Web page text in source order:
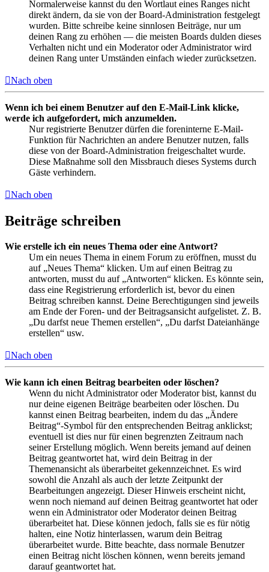
Normalerweise kannst du den Wortlaut eines Ranges nicht
direkt ändern, da sie von der Board-Administration festgelegt
wurden. Bitte schreibe keine sinnlosen Beiträge, nur um
deinen Rang zu erhöhen — die meisten Boards dulden dieses
Verhalten nicht und ein Moderator oder Administrator wird
deinen Rang unter Umständen einfach wieder zurücksetzen.
Nach oben
Wenn ich bei einem Benutzer auf den E-Mail-Link klicke,
werde ich aufgefordert, mich anzumelden.
Nur registrierte Benutzer dürfen die foreninterne E-Mail-
Funktion für Nachrichten an andere Benutzer nutzen, falls
diese von der Board-Administration freigeschaltet wurde.
Diese Maßnahme soll den Missbrauch dieses Systems durch
Gäste verhindern.
Nach oben
Beiträge schreiben
Wie erstelle ich ein neues Thema oder eine Antwort?
Um ein neues Thema in einem Forum zu eröffnen, musst du
auf „Neues Thema“ klicken. Um auf einen Beitrag zu
antworten, musst du auf „Antworten“ klicken. Es könnte sein,
dass eine Registrierung erforderlich ist, bevor du einen
Beitrag schreiben kannst. Deine Berechtigungen sind jeweils
am Ende der Foren- und der Beitragsansicht aufgelistet. Z. B.
„Du darfst neue Themen erstellen“, „Du darfst Dateianhänge
erstellen“ usw.
Nach oben
Wie kann ich einen Beitrag bearbeiten oder löschen?
Wenn du nicht Administrator oder Moderator bist, kannst du
nur deine eigenen Beiträge bearbeiten oder löschen. Du
kannst einen Beitrag bearbeiten, indem du das „Ändere
Beitrag“-Symbol für den entsprechenden Beitrag anklickst;
eventuell ist dies nur für einen begrenzten Zeitraum nach
seiner Erstellung möglich. Wenn bereits jemand auf deinen
Beitrag geantwortet hat, wird dein Beitrag in der
Themenansicht als überarbeitet gekennzeichnet. Es wird
sowohl die Anzahl als auch der letzte Zeitpunkt der
Bearbeitungen angezeigt. Dieser Hinweis erscheint nicht,
wenn noch niemand auf deinen Beitrag geantwortet hat oder
wenn ein Administrator oder Moderator deinen Beitrag
überarbeitet hat. Diese können jedoch, falls sie es für nötig
halten, eine Notiz hinterlassen, warum dein Beitrag
überarbeitet wurde. Bitte beachte, dass normale Benutzer
einen Beitrag nicht löschen können, wenn bereits jemand
darauf geantwortet hat.